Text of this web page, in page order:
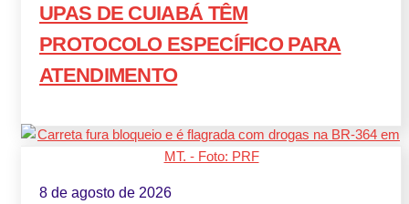
UPAS DE CUIABÁ TÊM
PROTOCOLO ESPECÍFICO PARA
ATENDIMENTO
8 de agosto de 2026